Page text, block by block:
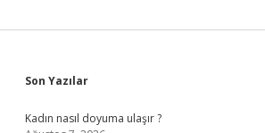
Sidebar
Son Yazılar
Kadın nasıl doyuma ulaşır ?